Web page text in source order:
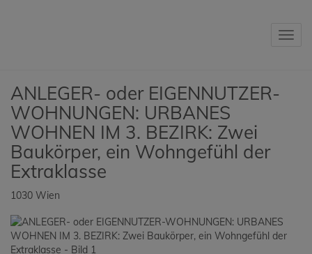
ANLEGER- oder EIGENNUTZER-
WOHNUNGEN: URBANES
WOHNEN IM 3. BEZIRK: Zwei
Baukörper, ein Wohngefühl der
Extraklasse
1030 Wien